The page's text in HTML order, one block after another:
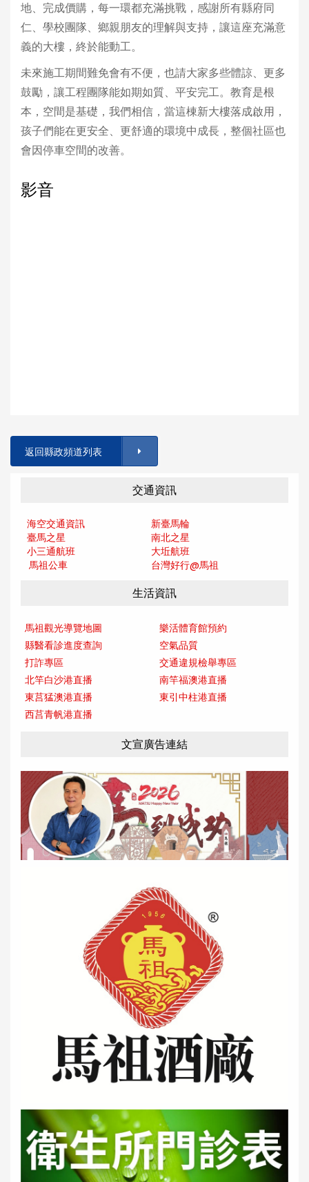
地、完成價購，每一環都充滿挑戰，感謝所有縣府同
仁、學校團隊、鄉親朋友的理解與支持，讓這座充滿意
義的大樓，終於能動工。
未來施工期間難免會有不便，也請大家多些體諒、更多
鼓勵，讓工程團隊能如期如質、平安完工。教育是根
本，空間是基礎，我們相信，當這棟新大樓落成啟用，
孩子們能在更安全、更舒適的環境中成長，整個社區也
會因停車空間的改善。
影音
返回縣政頻道列表
交通資訊
海空交通資訊
新臺馬輪
臺馬之星
南北之星
小三通航班
大坵航班
馬祖公車
台灣好行@馬祖
生活資訊
馬祖觀光導覽地圖
樂活體育館預約
縣醫看診進度查詢
空氣品質
打詐專區
交通違規檢舉專區
北竿白沙港直播
南竿福澳港直播
東莒猛澳港直播
東引中柱港直播
西莒青帆港直播
文宣廣告連結